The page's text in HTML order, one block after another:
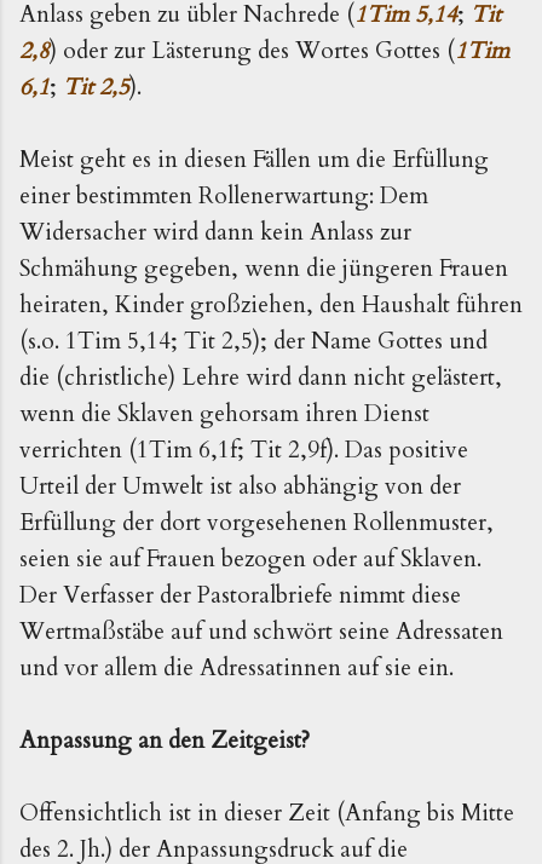
Anlass geben zu übler Nachrede (1Tim 5,14; Tit
2,8) oder zur Lästerung des Wortes Gottes (1Tim
6,1; Tit 2,5).
Meist geht es in diesen Fällen um die Erfüllung
einer bestimmten Rollenerwartung: Dem
Widersacher wird dann kein Anlass zur
Schmähung gegeben, wenn die jüngeren Frauen
heiraten, Kinder großziehen, den Haushalt führen
(s.o. 1Tim 5,14; Tit 2,5); der Name Gottes und
die (christliche) Lehre wird dann nicht gelästert,
wenn die Sklaven gehorsam ihren Dienst
verrichten (1Tim 6,1f; Tit 2,9f). Das positive
Urteil der Umwelt ist also abhängig von der
Erfüllung der dort vorgesehenen Rollenmuster,
seien sie auf Frauen bezogen oder auf Sklaven.
Der Verfasser der Pastoralbriefe nimmt diese
Wertmaßstäbe auf und schwört seine Adressaten
und vor allem die Adressatinnen auf sie ein.
Anpassung an den Zeitgeist?
Offensichtlich ist in dieser Zeit (Anfang bis Mitte
des 2. Jh.) der Anpassungsdruck auf die